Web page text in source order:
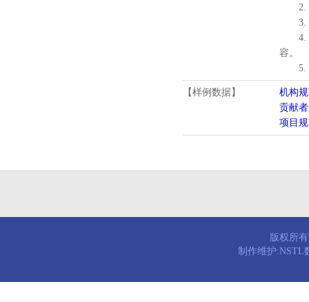
2.
3.
4.
容。
5.
【样例数据】
机构
贡献
项目
版权所
制作维护:NSTL